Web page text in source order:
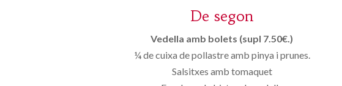
De segon
Vedella amb bolets (supl 7.50€.)
¼ de cuixa de pollastre amb pinya i prunes.
Salsitxes amb tomaquet